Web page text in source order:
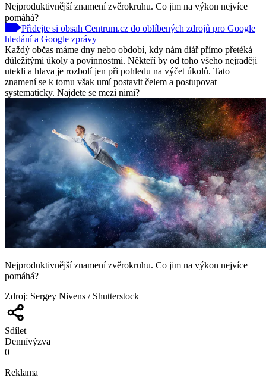
Nejproduktivnější znamení zvěrokruhu. Co jim na výkon nejvíce
pomáhá?
Přidejte si obsah Centrum.cz do oblíbených zdrojů pro Google
hledání a Google zprávy
Každý občas máme dny nebo období, kdy nám diář přímo přetéká
důležitými úkoly a povinnostmi. Někteří by od toho všeho nejraději
utekli a hlava je rozbolí jen při pohledu na výčet úkolů. Tato
znamení se k tomu však umí postavit čelem a postupovat
systematicky. Najdete se mezi nimi?
Nejproduktivnější znamení zvěrokruhu. Co jim na výkon nejvíce
pomáhá?
Zdroj: Sergey Nivens / Shutterstock
Sdílet
Dennívýzva
0
Reklama